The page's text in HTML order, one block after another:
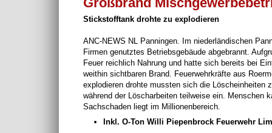
Stickstofftank drohte zu explodieren
ANC-NEWS NL Panningen. Im niederländischen
Firmen genutztes Betriebsgebäude abgebrannt.
Feuer reichlich Nahrung und hatte sich bereits bei
weithin sichtbaren Brand. Feuerwehrkräfte aus
explodieren drohte mussten sich die Löscheinheiten
während der Löscharbeiten teilweise ein. Menschen
Sachschaden liegt im Millionenbereich.
Inkl. O-Ton Willi Piepenbrock Feuerwehr